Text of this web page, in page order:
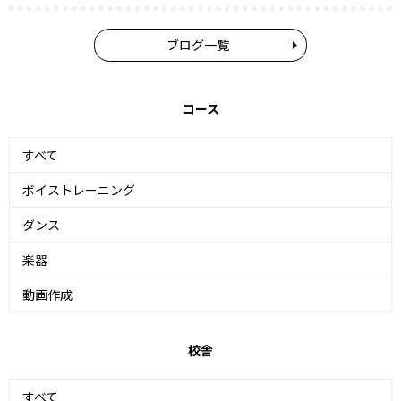
ブログ一覧
コース
すべて
ボイストレーニング
ダンス
楽器
動画作成
校舎
すべて